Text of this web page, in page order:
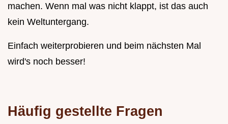
machen. Wenn mal was nicht klappt, ist das auch
kein Weltuntergang.
Einfach weiterprobieren und beim nächsten Mal
wird's noch besser!
Häufig gestellte Fragen